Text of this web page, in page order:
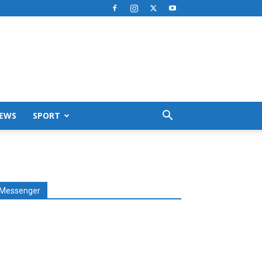
SPORT
Messenger